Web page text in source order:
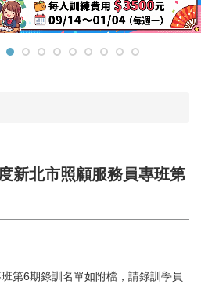
新北市照顧服務員專班第
第6期錄訓名單如附檔，請錄訓學員